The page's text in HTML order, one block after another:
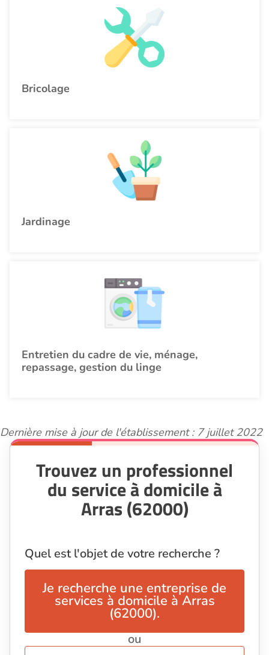
Bricolage
Jardinage
Entretien du cadre de vie, ménage,
repassage, gestion du linge
Dernière mise à jour de l'établissement : 7 juillet 2022
Trouvez un professionnel
du service à domicile à
Arras (62000)
Quel est l'objet de votre recherche ?
Je recherche une entreprise de
services à domicile à Arras
(62000).
ou